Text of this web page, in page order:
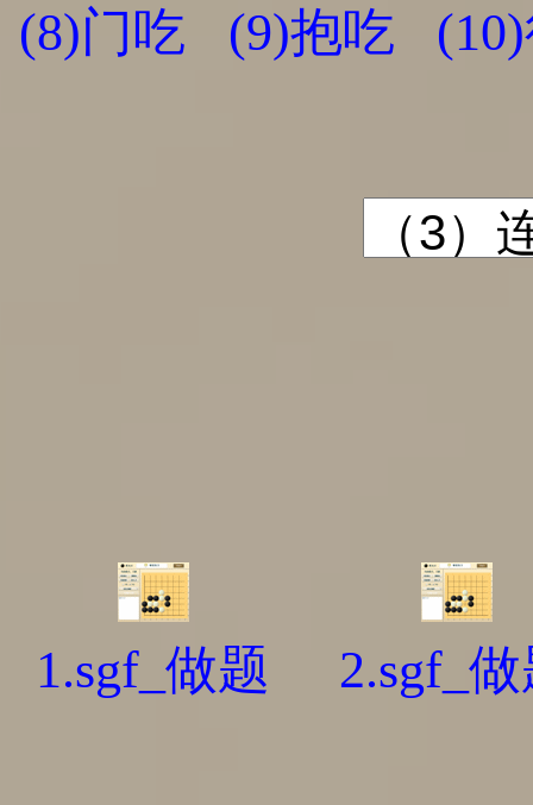
(8)门吃 (9)抱吃
1.sgf_做题 2.sgf_